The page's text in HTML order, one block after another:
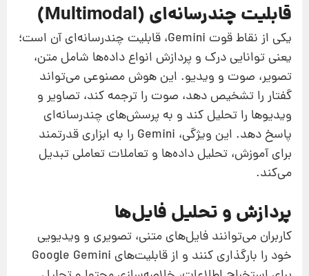
قابلیت چندرسانه‌ای (Multimodal)
یکی از نقاط قوت Gemini، قابلیت چندرسانه‌ای آن است؛
یعنی توانایی درک و پردازش انواع داده‌ها شامل متن،
تصویر، صوت و ویدیو. این هوش مصنوعی می‌تواند
گفتار را تشخیص دهد، صوت را ترجمه کند، تصاویر و
ویدیوها را تحلیل کند و به پرسش‌های چندرسانه‌ای
پاسخ دهد. این ویژگی، Gemini را به ابزاری قدرتمند
برای آموزش، تحلیل داده‌ها و تعاملات تعاملی تبدیل
می‌کند.
پردازش و تحلیل فایل‌ها
کاربران می‌توانند فایل‌های متنی، تصویری و ویدیویی
خود را بارگذاری کنند و از قابلیت‌های Google Gemini